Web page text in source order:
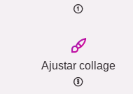
Ajustar collage